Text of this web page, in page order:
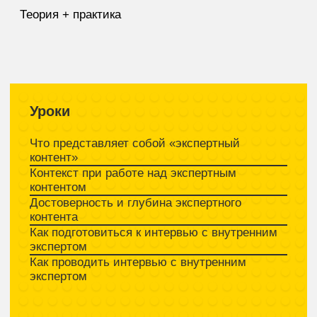
Бонус: базовые принципы оценки
с SEO
Контент-маркетинг
Как оценивать эффективность текстов
на разных этапах воронки
Как оценивать эффективность текста
на этапе первого касания
Как оценивать эффективность текстов
на этапе прогрева
Как оценивать эффективность текстов
на этапе лидогенерации
Что нужно знать про оценку эффективности
текстов